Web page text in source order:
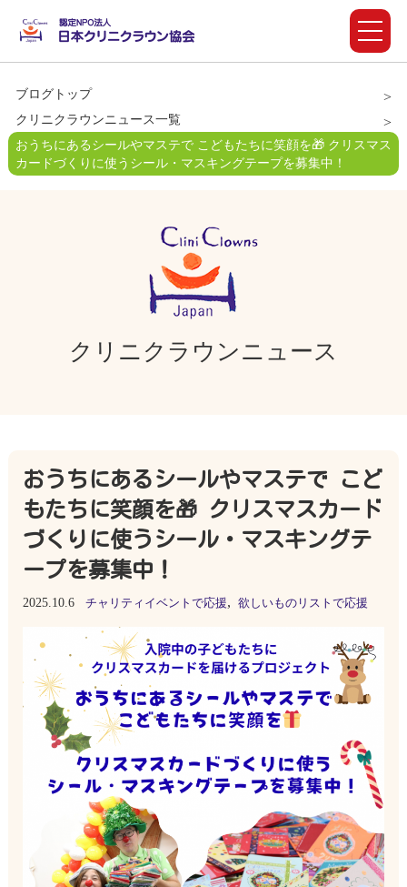
ブログトップ
クリニクラウンニュース一覧
おうちにあるシールやマステで こどもたちに笑顔を🎁 クリスマス
カードづくりに使うシール・マスキングテープを募集中！
クリニクラウンニュース
おうちにあるシールやマステで こど
もたちに笑顔を🎁 クリスマスカード
づくりに使うシール・マスキングテ
ープを募集中！
2025.10.6 チャリティイベントで応援, 欲しいものリストで応援